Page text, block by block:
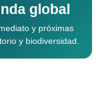
global
y próximas
y biodiversidad.